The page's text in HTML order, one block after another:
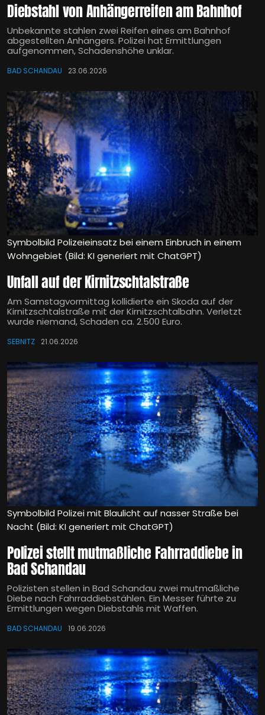
Diebstahl von Anhängerreifen am Bahnhof
Unbekannte stahlen zwei Reifen eines am Bahnhof
abgestellten Anhängers. Polizei hat Ermittlungen
aufgenommen, Schadenshöhe unklar.
BAD SCHANDAU 23.06.2026
Symbolbild Polizeieinsatz bei einem Einbruch in einem
Wohngebiet (Bild: KI generiert mit ChatGPT)
Unfall auf der Kirnitzschtalstraße
Am Samstagvormittag kollidierte ein Skoda auf der
Kirnitzschtalstraße mit der Kirnitzschtalbahn. Verletzt
wurde niemand, Schaden ca. 2.500 Euro.
SEBNITZ 21.06.2026
Symbolbild Polizei mit Blaulicht auf nasser Straße bei
Nacht (Bild: KI generiert mit ChatGPT)
Polizei stellt mutmaßliche Fahrraddiebe in
Bad Schandau
Polizisten stellen in Bad Schandau zwei mutmaßliche
Diebe nach Fahrraddiebstählen. Ein Messer führte zu
Ermittlungen wegen Diebstahls mit Waffen.
BAD SCHANDAU 19.06.2026